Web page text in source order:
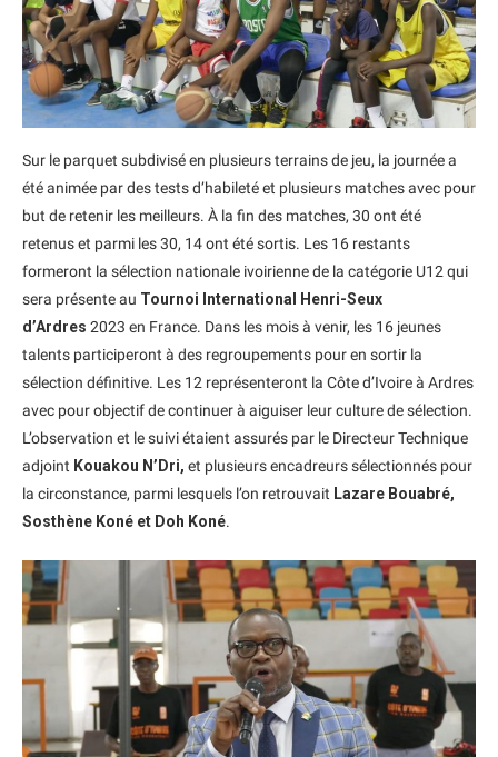
Sur le parquet subdivisé en plusieurs terrains de jeu, la journée a
été animée par des tests d’habileté et plusieurs matches avec pour
but de retenir les meilleurs. À la fin des matches, 30 ont été
retenus et parmi les 30, 14 ont été sortis. Les 16 restants
formeront la sélection nationale ivoirienne de la catégorie U12 qui
sera présente au Tournoi International Henri-Seux
d’Ardres 2023 en France. Dans les mois à venir, les 16 jeunes
talents participeront à des regroupements pour en sortir la
sélection définitive. Les 12 représenteront la Côte d’Ivoire à Ardres
avec pour objectif de continuer à aiguiser leur culture de sélection.
L’observation et le suivi étaient assurés par le Directeur Technique
adjoint Kouakou N’Dri, et plusieurs encadreurs sélectionnés pour
la circonstance, parmi lesquels l’on retrouvait Lazare Bouabré,
Sosthène Koné et Doh Koné.